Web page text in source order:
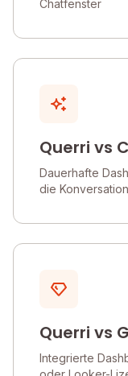
Chatfenster
Querri vs
Dauerhafte
die
Querri vs
Integrierte